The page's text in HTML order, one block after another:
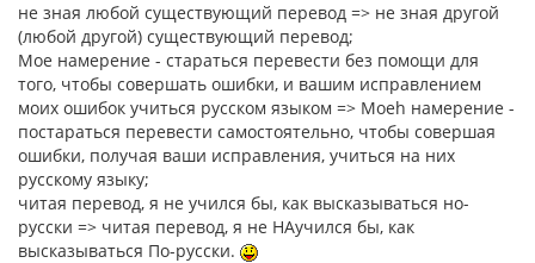
не зная любой существующий перевод => не зная другой
(любой другой) существующий перевод;
Мое намерение - стараться перевести без помощи для
того, чтобы совершать ошибки, и вашим исправлением
моих ошибок учиться русском языком => Моеh намерение -
постараться перевести самостоятельно, чтобы совершая
ошибки, получая ваши исправления, учиться на них
русскому языку;
читая перевод, я не учился бы, как высказываться но-
русски => читая перевод, я не НАучился бы, как
высказываться По-русски.